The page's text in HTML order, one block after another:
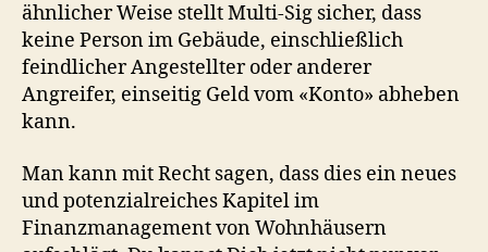
ähnlicher Weise stellt Multi-Sig sicher, dass
keine Person im Gebäude, einschließlich
feindlicher Angestellter oder anderer
Angreifer, einseitig Geld vom «Konto» abheben
kann.
Man kann mit Recht sagen, dass dies ein neues
und potenzialreiches Kapitel im
Finanzmanagement von Wohnhäusern